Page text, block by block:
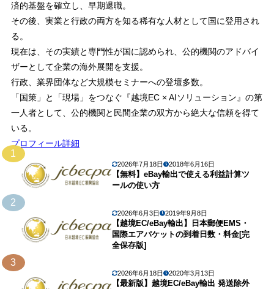
済的基盤を確立し、早期退職。
その後、実業と行政の両方を知る稀有な人材として国に登用され
る。
現在は、その実績と専門性が国に認められ、公的機関のアドバイ
ザーとして企業の海外展開を支援。
行政、業界団体など大規模セミナーへの登壇多数。
「国策」と「現場」をつなぐ『越境EC × AIソリューション』の第
一人者として、公的機関と民間企業の双方から絶大な信頼を得て
いる。
プロフィール詳細
1
2026年7月18日 2018年6月16日
【無料】eBay輸出で使える利益計算ツ
ールの使い方
2
2026年6月3日 2019年9月8日
【越境EC/eBay輸出】日本郵便EMS・
国際エアパケットの到着日数・料金[完
全保存版]
3
2026年6月18日 2020年3月13日
【最新版】越境EC/eBay輸出 発送除外